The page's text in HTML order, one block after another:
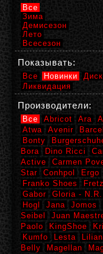
Все
Зима
Демисезон
Лето
Всесезон
Показывать:
Все Новинки
Ликвидация
Производители:
Все Abricot Ara
Atwa
Avenir
Bonty
Bora
Dino Ricci
Active
Carmen
Star
Conhpol Ergo
Franko Shoes
Fretz
Gabor
Gloria - N.R.
Hogl
Jana Jomos
Seibel
Juan
Paolo
KingShoe
Kumfo
Lesta
Belly
Magellan